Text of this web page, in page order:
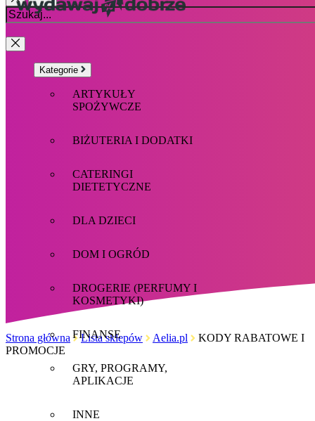
Kategorie
ARTYKUŁY
SPOŻYWCZE
BIŻUTERIA I DODATKI
CATERINGI
DIETETYCZNE
DLA DZIECI
DOM I OGRÓD
DROGERIE (PERFUMY I
KOSMETYKI)
FINANSE
GRY, PROGRAMY,
APLIKACJE
INNE
Strona główna Lista sklepów Aelia.pl
KODY RABATOWE I
PROMOCJE